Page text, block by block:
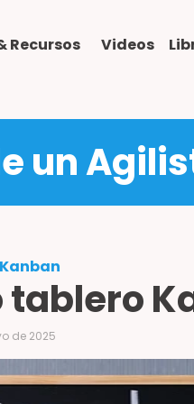
Recursos Videos
un
tablero
de 2025